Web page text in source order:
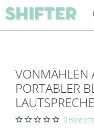
VONMÄHLEN
PORTABLER
0